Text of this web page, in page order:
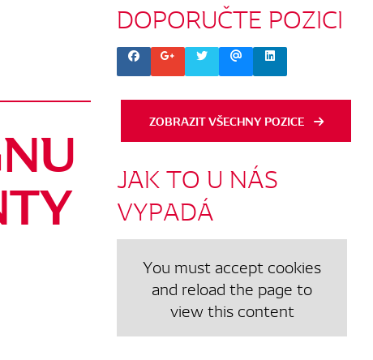
DOPORUČTE POZICI
ZOBRAZIT VŠECHNY POZICE
JAK TO U NÁS
VYPADÁ
You must accept cookies
and reload the page to
view this content